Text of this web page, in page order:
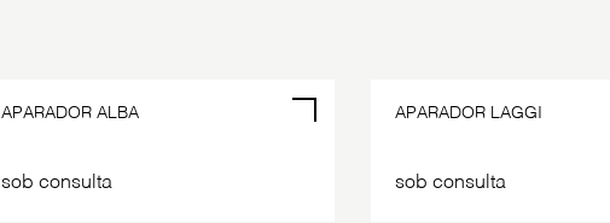
APARADOR ALBA
sob consulta
APARADOR LAGGI
sob consulta